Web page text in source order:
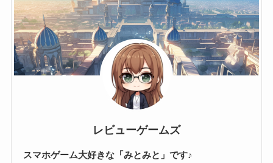
レビューゲームズ
スマホゲーム大好きな「みとみと」です♪